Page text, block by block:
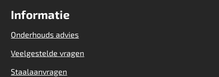
Informatie
Onderhouds advies
Veelgestelde vragen
Staalaanvragen